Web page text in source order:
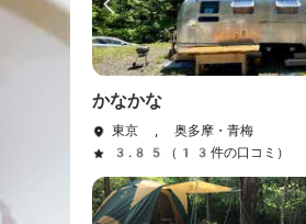
かなかな
東京 , 奥多摩・青梅
3.85（13件の口コミ）